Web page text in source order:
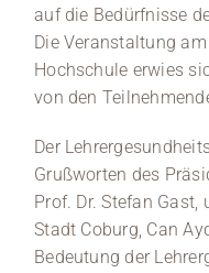
auf die Bedürfnisse
Die Veranstaltung
Hochschule erwies
von den
Der
Grußworten des
Prof. Dr. Stefan
Stadt Coburg, Can
Bedeutung der